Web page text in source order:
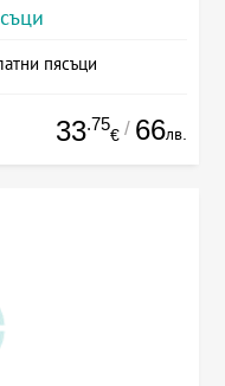
пясъци
33.75
€ / 66лв.